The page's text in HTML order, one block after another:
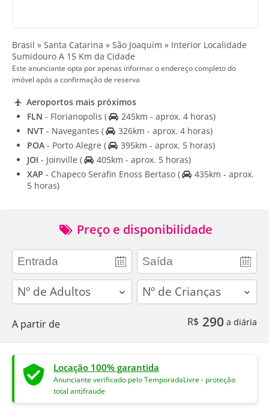
Brasil » Santa Catarina » São Joaquim » Interior Localidade
Sumidouro A 15 Km da Cidade
Este anunciante opta por apenas informar o endereço completo do
imóvel após a confirmação de reserva
Aeroportos mais próximos
FLN - Florianopolis (
245km - aprox. 4 horas)
NVT - Navegantes (
326km - aprox. 4 horas)
POA - Porto Alegre (
395km - aprox. 5 horas)
JOI - Joinville (
405km - aprox. 5 horas)
XAP - Chapeco Serafin Enoss Bertaso (
435km - aprox.
5 horas)
Preço e disponibilidade
adults children
A partir de R$ 290 a diária
Locação 100% garantida
Anunciante verificado pelo TemporadaLivre - proteção
total antifraude